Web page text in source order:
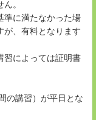
。
準に満たなかった場
が、有料となります
習によっては証明書
の講習）が平日とな